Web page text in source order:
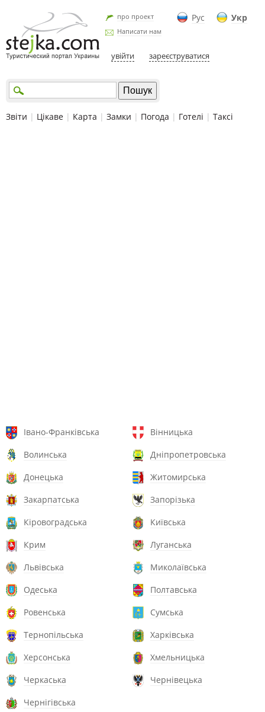
Рус Укр
про проект
Написати нам
увійти зареєструватися
Звіти | Цікаве | Карта | Замки | Погода | Готелі | Таксі
Івано-Франківська
Вінницька
Волинська
Дніпропетровська
Донецька
Житомирська
Закарпатська
Запорізька
Кіровоградська
Київська
Крим
Луганська
Львівська
Миколаївська
Одеська
Полтавська
Ровенська
Сумська
Тернопільська
Харківська
Херсонська
Хмельницька
Черкаська
Чернівецька
Чернігівська